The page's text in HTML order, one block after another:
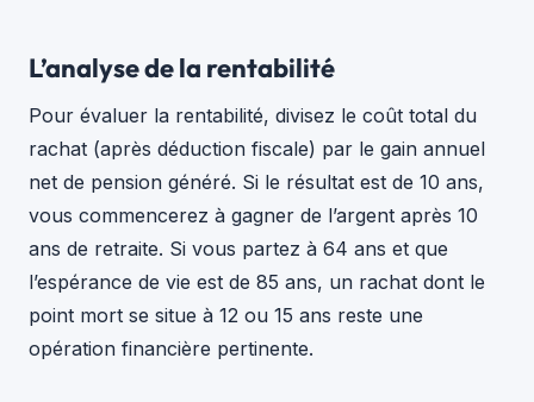
L’analyse de la rentabilité
Pour évaluer la rentabilité, divisez le coût total du
rachat (après déduction fiscale) par le gain annuel
net de pension généré. Si le résultat est de 10 ans,
vous commencerez à gagner de l’argent après 10
ans de retraite. Si vous partez à 64 ans et que
l’espérance de vie est de 85 ans, un rachat dont le
point mort se situe à 12 ou 15 ans reste une
opération financière pertinente.